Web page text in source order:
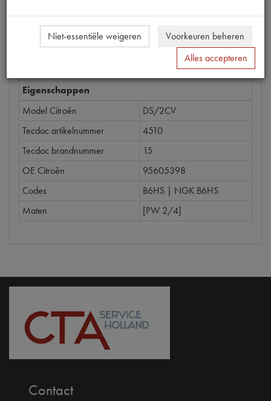
Specificaties Omschrijving
Eigenschappen
Model Citroën
DS/2CV
Tecdoc artikelnummer
4510
Tecdoc brandnummer
15
OE Citroën
95605398
Codes
B6HS | NGK B6HS
Maten
[PW 2/4]
Contact
Niet-essentiële weigeren
Voorkeuren beheren
Alles accepteren